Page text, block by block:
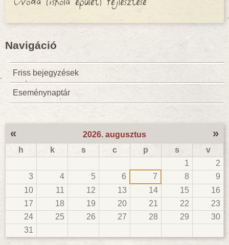
Navigáció
Friss bejegyzések
Eseménynaptár
2026. augusztus
« »
h k s c p s
v
1
2
3
4 5 6 7 8
9
10
11 12 13 14 15
16
17
18 19 20 21 22
23
24
25 26 27 28 29
30
31